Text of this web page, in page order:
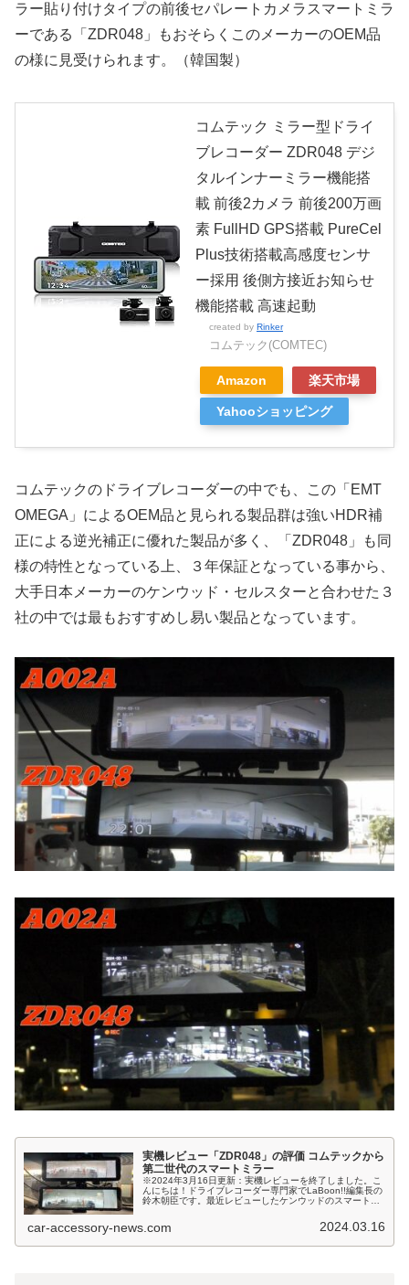
ラー貼り付けタイプの前後セパレートカメラスマートミラ
ーである「ZDR048」もおそらくこのメーカーのOEM品
の様に見受けられます。（韓国製）
コムテック ミラー型ドライ
ブレコーダー ZDR048 デジ
タルインナーミラー機能搭
載 前後2カメラ 前後200万画
素 FullHD GPS搭載 PureCel
Plus技術搭載高感度センサ
ー採用 後側方接近お知らせ
機能搭載 高速起動
created by Rinker
コムテック(COMTEC)
Amazon 楽天市場
Yahooショッピング
コムテックのドライブレコーダーの中でも、この「EMT
OMEGA」によるOEM品と見られる製品群は強いHDR補
正による逆光補正に優れた製品が多く、「ZDR048」も同
様の特性となっている上、３年保証となっている事から、
大手日本メーカーのケンウッド・セルスターと合わせた３
社の中では最もおすすめし易い製品となっています。
実機レビュー「ZDR048」の評価 コムテックから
第二世代のスマートミラー
※2024年3月16日更新：実機レビューを終了しました。こ
んにちは！ドライブレコーダー専門家でLaBoon!!編集長の
鈴木朝臣です。最近レビューしたケンウッドのスマートミ
car-accessory-news.com 2024.03.16